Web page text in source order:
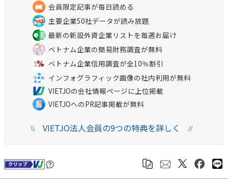
会員限定記事が毎日読める
主要企業50社データが読み放題
最新の新設外資企業リストを毎週お届け
ベトナム企業の簡易財務調査が無料
ベトナム企業信用調査が全10％割引
インフォグラフィック画像の社内利用が無料
VIETJOの会社情報ページに上位掲載
VIETJOへのPR記事掲載が無料
\\VIETJO法人会員の9つの特典を詳しく //